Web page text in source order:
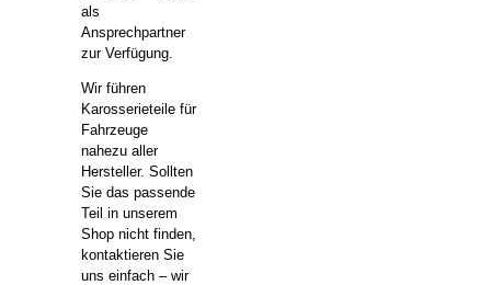
als
Ansprechpartner
zur Verfügung.
Wir führen
Karosserieteile für
Fahrzeuge
nahezu aller
Hersteller. Sollten
Sie das passende
Teil in unserem
Shop nicht finden,
kontaktieren Sie
uns einfach – wir